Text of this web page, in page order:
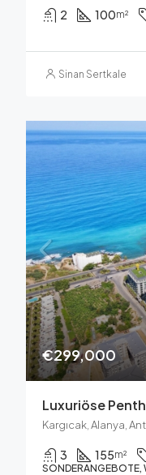
2 100m²
Sinan Sertkale
€299,000
Kargıcak, Alanya,
3 155m²
SONDERANGEBOTE,